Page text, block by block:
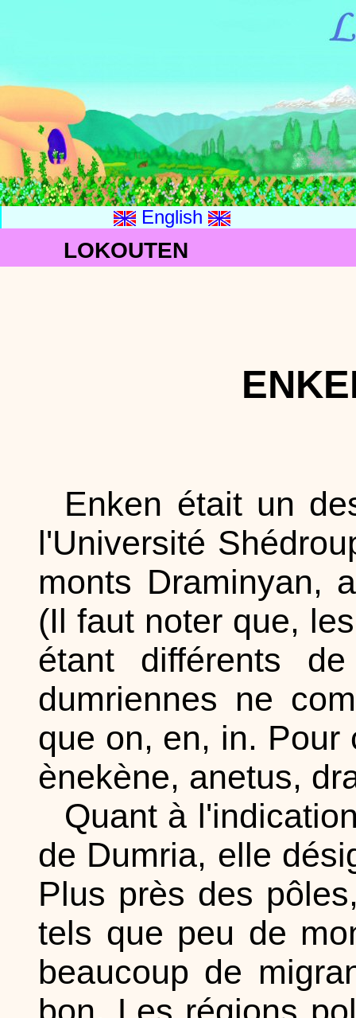
English
LOKOUTEN
Enken était un
l'Université
monts Draminyan,
(Il faut noter que,
étant différents
dumriennes ne
que on, en, in. Pour
ènekène, anetus,
Quant à
de Dumria, elle
Plus près des
tels que peu de
beaucoup de